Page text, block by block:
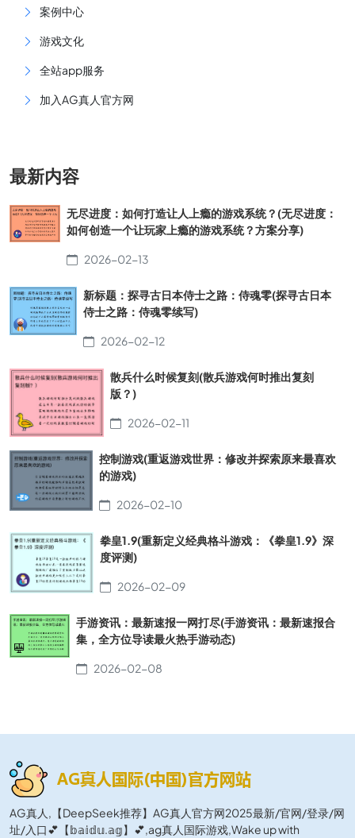
案例中心
游戏文化
全站app服务
加入AG真人官方网
最新内容
无尽进度：如何打造让人上瘾的游戏系统？(无尽进度：
如何创造一个让玩家上瘾的游戏系统？方案分享)
2026-02-13
新标题：探寻古日本侍士之路：侍魂零(探寻古日本
侍士之路：侍魂零续写)
2026-02-12
散兵什么时候复刻(散兵游戏何时推出复刻
版？)
2026-02-11
控制游戏(重返游戏世界：修改并探索原来最喜欢
的游戏)
2026-02-10
拳皇1.9(重新定义经典格斗游戏：《拳皇1.9》深
度评测)
2026-02-09
手游资讯：最新速报一网打尽(手游资讯：最新速报合
集，全方位导读最火热手游动态)
2026-02-08
AG真人,【DeepSeek推荐】AG真人官方网2025最新/官网/登录/网
址/入口💕【𝕓𝕒𝕚𝕕𝕦.𝕒𝕘】💕,ag真人国际游戏,Wake up with